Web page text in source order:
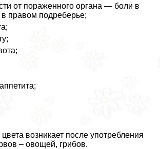
от пораженного органа — боли в
правом подреберье;
возникает после употрeбления
– овощей, грибов.